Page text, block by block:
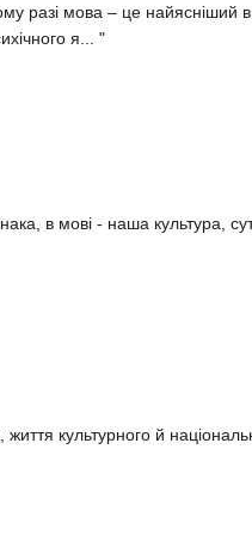
разі мова – це найясніший
я... "
в мові - наша культура,
культурного й